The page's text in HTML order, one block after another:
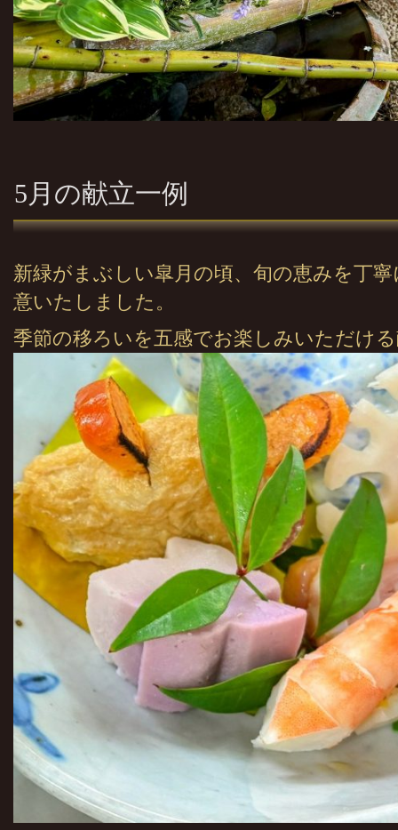
5月の献立一例
新緑がまぶしい皐月の頃、旬の恵みを丁
意いたしました。
季節の移ろいを五感でお楽しみいただけ